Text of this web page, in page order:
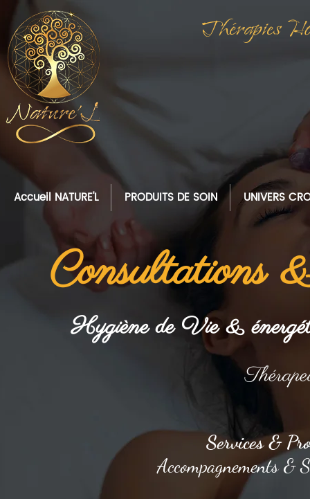
Thérapies
Consultations
Services &
Accompagnements &
Hygiène de Vie &
T
Accueil NATURE'L PRODUITS DE SOIN UNIVERS